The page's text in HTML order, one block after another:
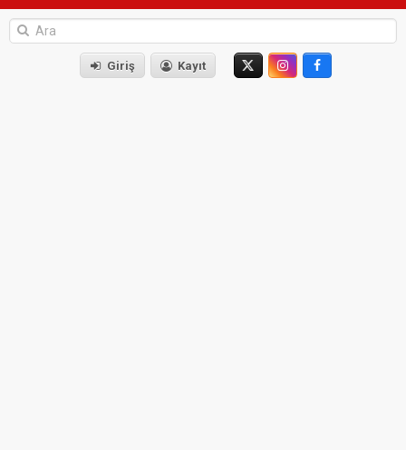
Giriş Kayıt